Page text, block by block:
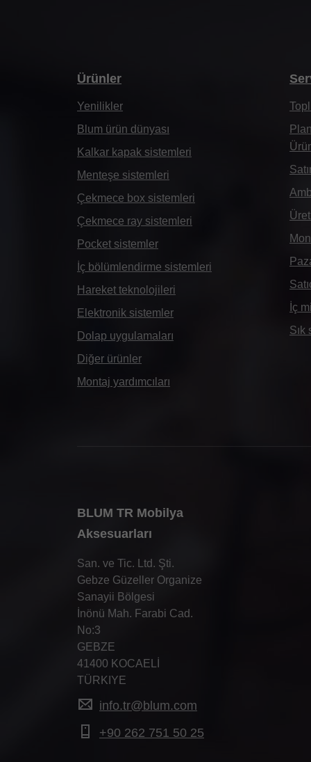
Ürünler
Yenilikler
Blum ürün dünyası
Kalkar kapak sistemleri
Menteşe sistemleri
Çekmece box sistemleri
Çekmece ray sistemleri
Pocket sistemler
İç bölümlendirme sistemleri
Hareket teknolojileri
Elektronik sistemler
Dolap uygulamaları
Diğer ürünler
Montaj yardımcıları
İç
Sık
BLUM TR Mobilya
Aksesuarları
San. ve Tic. Ltd. Şti.
Gebze Güzeller Organize
Sanayii Bölgesi
İnönü Mah. Farabi Cad.
No:3
GEBZE
41400 KOCAELİ
TÜRKIYE
info.tr@blum.com
+90 262 751 50 25